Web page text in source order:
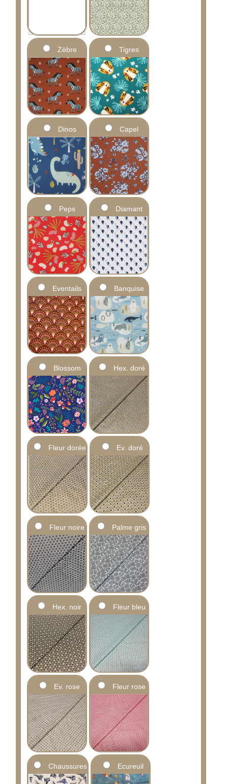
Zèbre Tigres
Dinos Capel
Peps Diamant
Eventails Banquise
Blossom Hex. doré
Fleur dorée Ev. doré
Fleur noire Palme gris
Hex. noir Fleur bleu
Ev. rose Fleur rose
Chaussures Ecureuil